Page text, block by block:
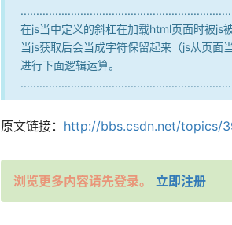
在js当中定义的斜杠在加载html页面时被js
当js获取后会当成字符保留起来（js从页面
进行下面逻辑运算。
原文链接： http://bbs.csdn.net/topics/
浏览更多内容请先登录。 立即注册